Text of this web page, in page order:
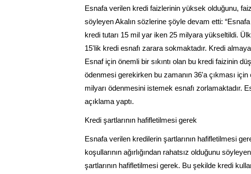
Esnafa verilen kredi faizlerinin yüksek olduğunu,
söyleyen Akalın sözlerine şöyle devam etti:
kredi tutarı 15 mil yar iken 25 milyara yükseltildi.
15'lik kredi esnafı zarara sokmaktadır. Kredi
Esnaf için önemli bir sıkıntı olan bu kredi faizinin
ödenmesi gerekirken bu zamanın 36'a çıkması
milyarı ödenmesini istemek esnafı zorlamaktadır.
açıklama yaptı.
Kredi şartlarının hafifletilmesi gerek
Esnafa verilen kredilerin şartlarının hafifletilmesi
koşullarının ağırlığından rahatsız olduğunu
şartlarının hafifletilmesi gerek. Bu şekilde kredi